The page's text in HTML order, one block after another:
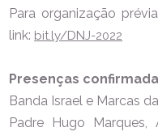
Para organização
link: bit.ly/DNJ-2022
Presenças
Banda Israel e Marcas
Padre Hugo